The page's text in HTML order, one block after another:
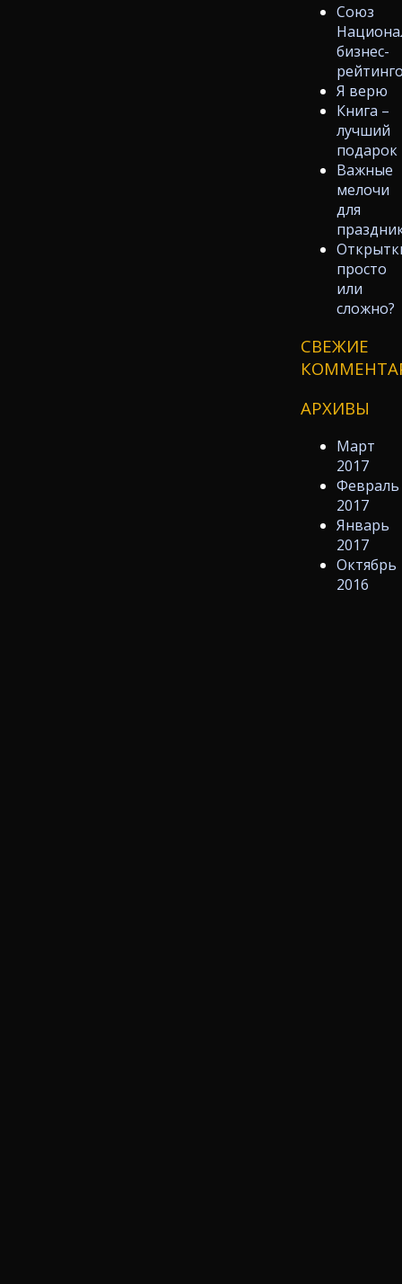
Союз
бизнес-
Я верю
Книга –
лучший
подарок
Важные
мелочи
для
просто
или
сложно?
СВЕЖИЕ
АРХИВЫ
Март
2017
Февраль
2017
Январь
2017
Октябрь
2016